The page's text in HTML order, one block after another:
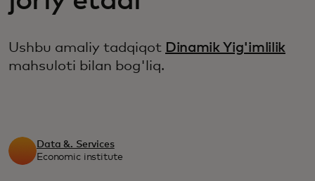
Ushbu amaliy tadqiqot Dinamik Yig'imlilik
mahsuloti bilan bog'liq.
Data &. Services
Economic institute